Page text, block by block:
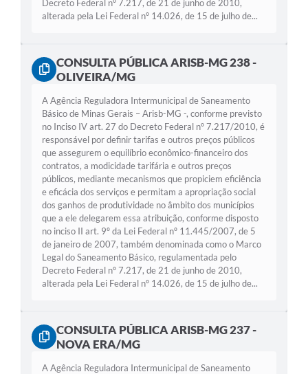
Decreto Federal nº 7.217, de 21 de junho de 2010,
alterada pela Lei Federal nº 14.026, de 15 de julho de...
CONSULTA PÚBLICA ARISB-MG 238 -
OLIVEIRA/MG
A Agência Reguladora Intermunicipal de Saneamento
Básico de Minas Gerais – Arisb-MG -, conforme previsto
no Inciso IV art. 27 do Decreto Federal nº 7.217/2010, é
responsável por definir tarifas e outros preços públicos
que assegurem o equilíbrio econômico-financeiro dos
contratos, a modicidade tarifária e outros preços
públicos, mediante mecanismos que propiciem eficiência
e eficácia dos serviços e permitam a apropriação social
dos ganhos de produtividade no âmbito dos municípios
que a ele delegarem essa atribuição, conforme disposto
no inciso II art. 9º da Lei Federal nº 11.445/2007, de 5
de janeiro de 2007, também denominada como o Marco
Legal do Saneamento Básico, regulamentada pelo
Decreto Federal nº 7.217, de 21 de junho de 2010,
alterada pela Lei Federal nº 14.026, de 15 de julho de...
CONSULTA PÚBLICA ARISB-MG 237 -
NOVA ERA/MG
A Agência Reguladora Intermunicipal de Saneamento